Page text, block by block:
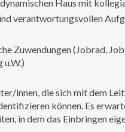
Haus mit
verantwortungsvollen
Zuwendungen (Jobrad,
u.W.)
innen, die sich mit dem
können. Es
in dem das Einbringen